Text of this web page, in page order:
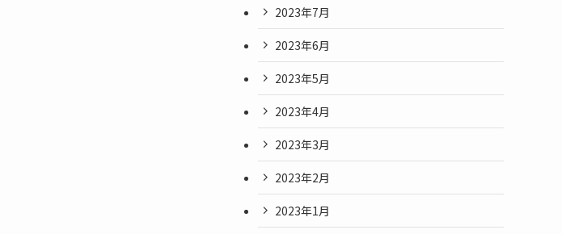
2023年7月
2023年6月
2023年5月
2023年4月
2023年3月
2023年2月
2023年1月